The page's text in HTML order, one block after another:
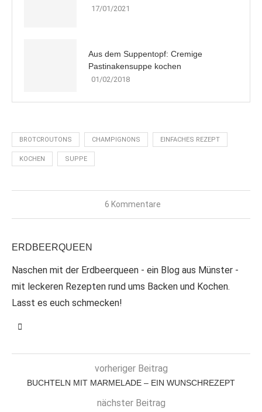
17/01/2021
Aus dem Suppentopf: Cremige
Pastinakensuppe kochen
01/02/2018
BROTCROUTONS CHAMPIGNONS EINFACHES REZEPT
KOCHEN SUPPE
6 Kommentare
ERDBEERQUEEN
Naschen mit der Erdbeerqueen - ein Blog aus Münster -
mit leckeren Rezepten rund ums Backen und Kochen.
Lasst es euch schmecken!
vorheriger Beitrag
BUCHTELN MIT MARMELADE – EIN WUNSCHREZEPT
nächster Beitrag